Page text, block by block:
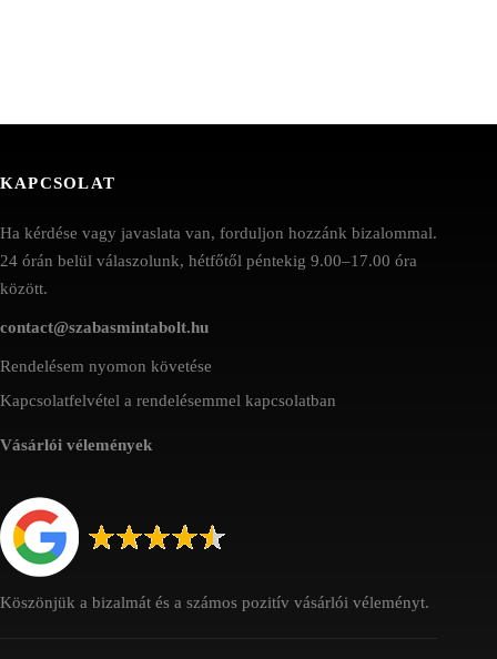
KAPCSOLAT
Ha kérdése vagy javaslata van, forduljon hozzánk bizalommal.
24 órán belül válaszolunk, hétfőtől péntekig 9.00–17.00 óra
között.
contact@szabasmintabolt.hu
Rendelésem nyomon követése
Kapcsolatfelvétel a rendelésemmel kapcsolatban
Vásárlói vélemények
Köszönjük a bizalmát és a számos pozitív vásárlói véleményt.